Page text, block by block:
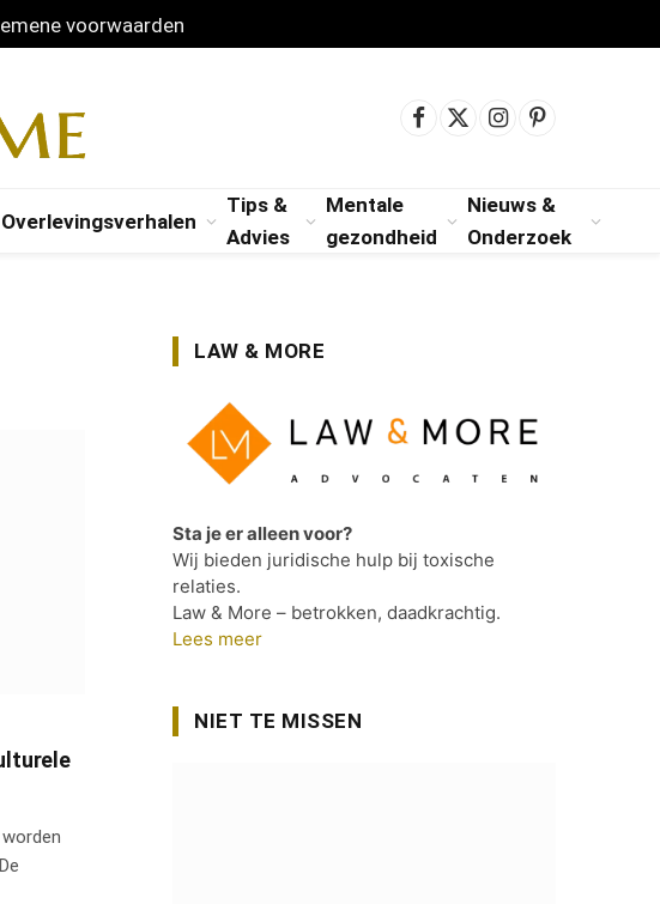
voorwaarden
Facebook
X
InstagramPinterest
Overlevingsverhalen
Tips &
Advies
Mentale
gezondheid
Nieuws &
Onderzoek
LAW & MORE
Sta je er alleen voor?
Wij bieden juridische hulp bij toxische
relaties.
Law & More – betrokken, daadkrachtig.
Lees meer
NIET TE MISSEN